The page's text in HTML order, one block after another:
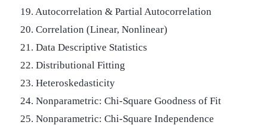
19. Autocorrelation & Partial Autocorrelation
20. Correlation (Linear, Nonlinear)
21. Data Descriptive Statistics
22. Distributional Fitting
23. Heteroskedasticity
24. Nonparametric: Chi-Square Goodness of Fit
25. Nonparametric: Chi-Square Independence